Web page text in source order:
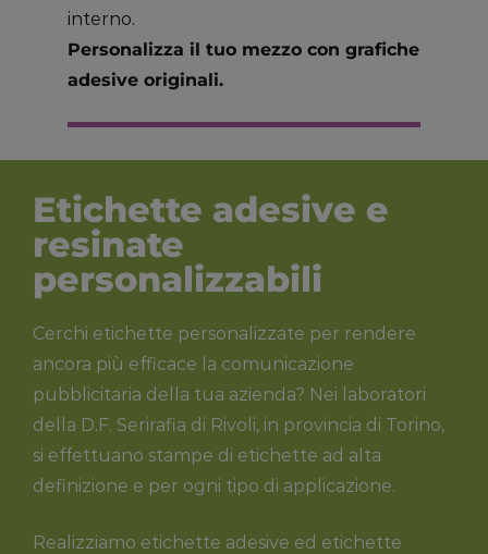
interno.
Personalizza il tuo mezzo con grafiche
adesive originali.
Etichette adesive e
resinate
personalizzabili
Cerchi etichette personalizzate per rendere
ancora più efficace la comunicazione
pubblicitaria della tua azienda? Nei laboratori
della D.F. Serirafia di Rivoli, in provincia di Torino,
si effettuano stampe di etichette ad alta
definizione e per ogni tipo di applicazione.
Realizziamo etichette adesive ed etichette